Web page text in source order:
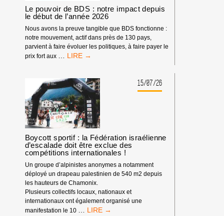
Le pouvoir de BDS : notre impact depuis
le début de l’année 2026
Nous avons la preuve tangible que BDS fonctionne :
notre mouvement, actif dans près de 130 pays,
parvient à faire évoluer les politiques, à faire payer le
prix fort aux
LE
BDS
:
NOTRE
IMPACT
DEPUIS
LE
DÉBUT
DE
L’ANNÉE
2026
15/07/26
Boycott sportif : la Fédération israélienne
d’escalade doit être exclue des
compétitions internationales !
Un groupe d’alpinistes anonymes a notamment
déployé un drapeau palestinien de 540 m2 depuis
les hauteurs de Chamonix.
Plusieurs collectifs locaux, nationaux et
internationaux ont également organisé une
manifestation le 10
BOYCOTT